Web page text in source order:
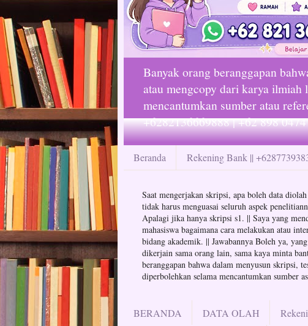
Banyak orang beranggapan
atau mengcopy dari karya ilmiah
mencantumkan sumber atau
+6282136669888 | +62 898
Beranda Rekening Bank ||
Saat mengerjakan skripsi, apa boleh data
tidak harus menguasai seluruh aspek
Apalagi jika hanya skripsi s1. || Saya yang
mahasiswa bagaimana cara melakukan atau
bidang akademik. || Jawabannya Boleh ya,
dikerjain sama orang lain, sama kaya minta
beranggapan bahwa dalam menyusun skripsi,
diperbolehkan selama mencantumkan sumber
BERANDA DATA OLAH